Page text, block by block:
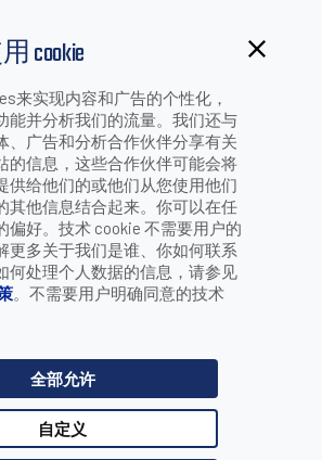
cookie
来实现内容和广告的个性化，
能并分析我们的流量。我们还与
、广告和分析合作伙伴分享有关
的信息，这些合作伙伴可能会将
供给他们的或他们从您使用他们
其他信息结合起来。你可以在任
偏好。技术 cookie 不需要用户的
更多关于我们是谁、你如何联系
何处理个人数据的信息，请参见
。不需要用户明确同意的技术
全部允许
自定义
新闻